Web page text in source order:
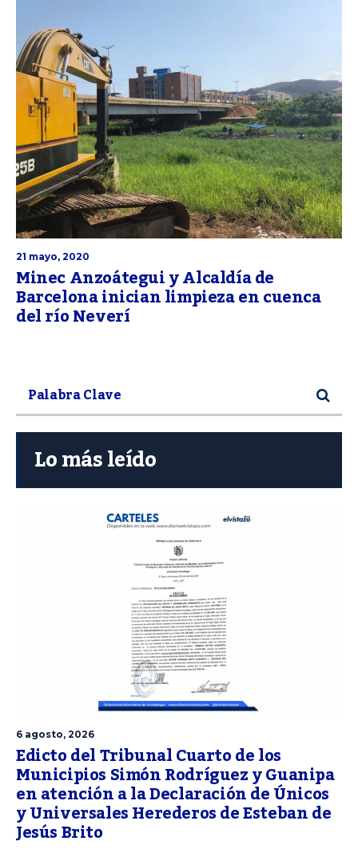
21 mayo, 2020
Minec Anzoátegui y Alcaldía de
Barcelona inician limpieza en cuenca
del río Neverí
Lo más leído
6 agosto, 2026
Edicto del Tribunal Cuarto de los
Municipios Simón Rodríguez y Guanipa
en atención a la Declaración de Únicos
y Universales Herederos de Esteban de
Jesús Brito